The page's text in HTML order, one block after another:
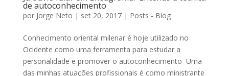
de autoconhecimento
por Jorge Neto | set 20, 2017| Posts - Blog
Conhecimento oriental milenar é hoje utilizado no
Ocidente como uma ferramenta para estudar a
personalidade e promover o autoconhecimento Uma
das minhas atuações profissionais é como ministrante